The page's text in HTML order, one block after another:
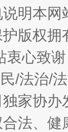
明本
版权
衷心致
/法治/
家协
法、